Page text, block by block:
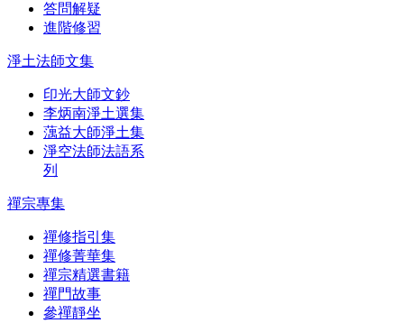
答問解疑
進階修習
淨土法師文集
印光大師文鈔
李炳南淨土選集
蕅益大師淨土集
淨空法師法語系
列
禪宗專集
禪修指引集
禪修菁華集
禪宗精選書籍
禪門故事
參禪靜坐